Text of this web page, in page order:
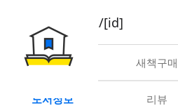
book/rent/[id]
대여 새책구매
도서정보 리뷰